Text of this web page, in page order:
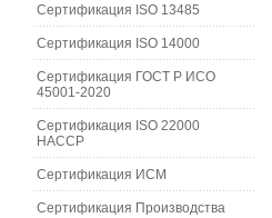
Сертификация ISO 13485
Сертификация ISO 14000
Сертификация ГОСТ Р ИСО
45001-2020
Сертификация ISO 22000
HACCP
Сертификация ИСМ
Сертификация Производства